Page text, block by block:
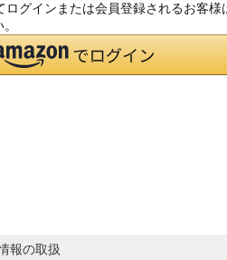
グインまたは会員登録されるお客様
報の取扱